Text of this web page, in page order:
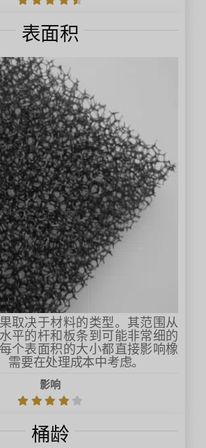
表面积
取决于材料的类型。其范围从
平的杆和板条到可能非常细的
个表面积的大小都直接影响橡
需要在处理成本中考虑。
影响
桶龄